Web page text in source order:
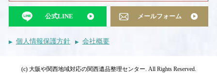
公式LINE メールフォーム
個人情報保護方針 会社概要
(c) 大阪や関西地域対応の関西遺品整理センター. All Rights Reserved.